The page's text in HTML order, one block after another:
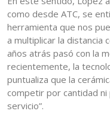
como desde ATC, se
herramienta que nos
a multiplicar la distancia
años atrás pasó con la
recientemente, la
puntualiza que la
competir por cantidad
servicio”.